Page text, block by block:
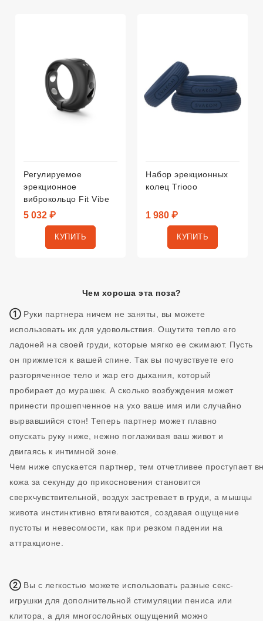
Регулируемое
эрекционное
виброкольцо Fit Vibe
5 032 ₽
КУПИТЬ
Набор эрекционных
колец Triooo
1 980 ₽
КУПИТЬ
Чем хороша эта поза?
①Руки партнера ничем не заняты, вы можете
использовать их для удовольствия. Ощутите тепло его
ладоней на своей груди, которые мягко ее сжимают. Пусть
он прижмется к вашей спине. Так вы почувствуете его
разгоряченное тело и жар его дыхания, который
пробирает до мурашек. А сколько возбуждения может
принести прошепченное на ухо ваше имя или случайно
вырвавшийся стон! Теперь партнер может плавно
опускать руку ниже, нежно поглаживая ваш живот и
двигаясь к интимной зоне.
Чем ниже спускается партнер, тем отчетливее проступает
кожа за секунду до прикосновения становится
сверхчувствительной, воздух застревает в груди, а мышцы
живота инстинктивно втягиваются, создавая ощущение
пустоты и невесомости, как при резком падении на
аттракционе.
②Вы с легкостью можете использовать разные секс-
игрушки для дополнительной стимуляции пениса или
клитора, а для многослойных ощущений можно